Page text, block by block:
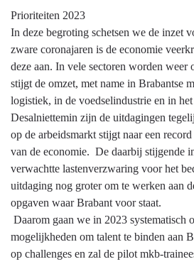
Prioriteiten 2023
In deze begroting schetsen we de inzet
zware coronajaren is de economie
deze aan. In vele sectoren worden weer
stijgt de omzet, met name in Brabantse
logistiek, in de voedselindustrie en in
Desalniettemin zijn de uitdagingen
op de arbeidsmarkt stijgt naar een
van de economie. De daarbij stijgende
verwachtte lastenverzwaring voor het
uitdaging nog groter om te werken aan
opgaven waar Brabant voor staat.
Daarom gaan we in 2023 systematisch
mogelijkheden om talent te binden aan
op challenges en zal de pilot mkb-